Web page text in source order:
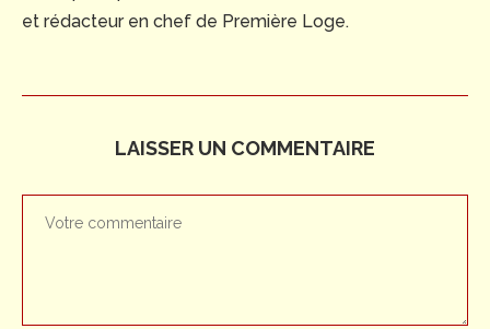
et rédacteur en chef de Première Loge.
LAISSER UN COMMENTAIRE